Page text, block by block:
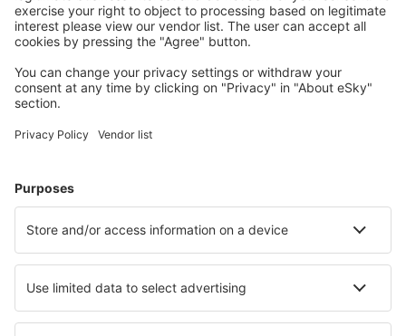
Planera din resa
Billiga flyg
Weekendresor
Flyg+Hotell
Hotell
Transfer
Sevärdheter
Sportevenemang